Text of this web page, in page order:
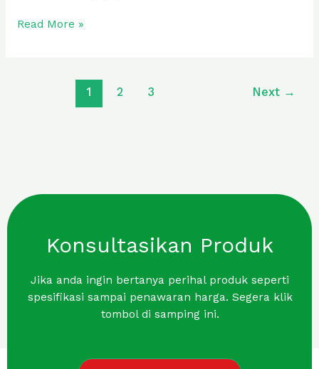
Read More »
1 2 3 Next →
Konsultasikan Produk
Jika anda ingin bertanya perihal produk seperti
spesifikasi sampai penawaran harga. Segera klik
tombol di samping ini.